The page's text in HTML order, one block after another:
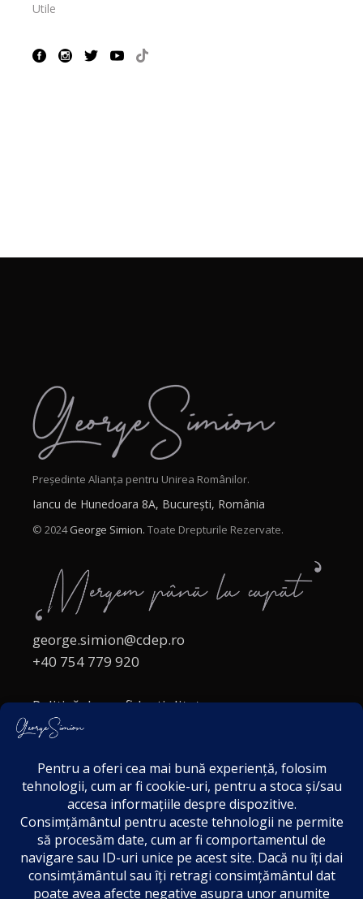
Utile
Președinte Alianța pentru Unirea Românilor.
Iancu de Hunedoara 8A, București, România
© 2024George Simion. Toate Drepturile Rezervate.
george.simion@cdep.ro
+40 754 779 920
Politică de confidențialitate
Politica cookies
Acordul de markting
Disclaimer